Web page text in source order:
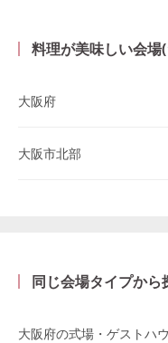
料理が美味しい会
大阪府
大阪市北部
同じ会場タイプから
大阪府の式場・ゲストハ